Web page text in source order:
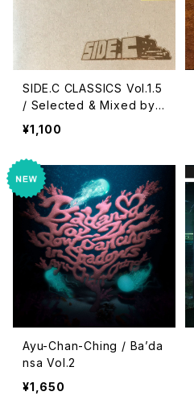
SIDE.C CLASSICS Vol.1.5
/ Selected & Mixed by
NOOLIO
¥1,100
Ayu-Chan-Ching / Ba’da
nsa Vol.2
¥1,650